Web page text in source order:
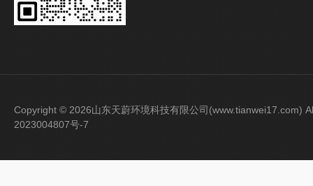
Copyright © 2026山东天蔚环境科技有限公司(www.tianwei17.com)
2023004807号-7